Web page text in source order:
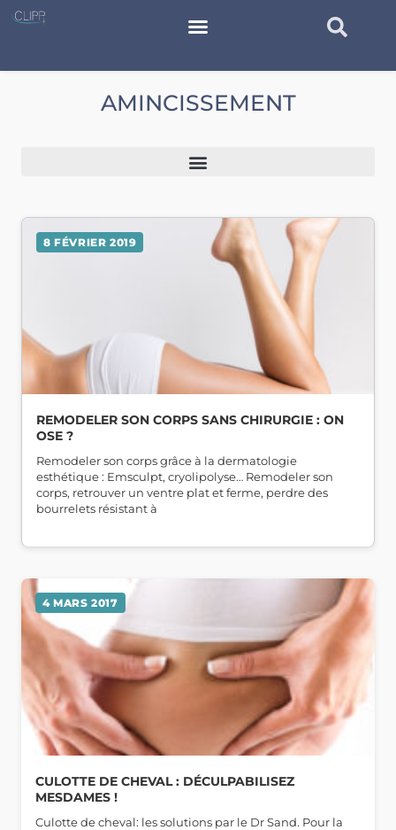
AMINCISSEMENT
REMODELER SON CORPS SANS CHIRURGIE : ON
OSE ?
8 FÉVRIER 2019
Remodeler son corps grâce à la dermatologie
esthétique : Emsculpt, cryolipolyse… Remodeler son
corps, retrouver un ventre plat et ferme, perdre des
bourrelets résistant à
CULOTTE DE CHEVAL : DÉCULPABILISEZ
MESDAMES !
4 MARS 2017
Culotte de cheval: les solutions par le Dr Sand. Pour la